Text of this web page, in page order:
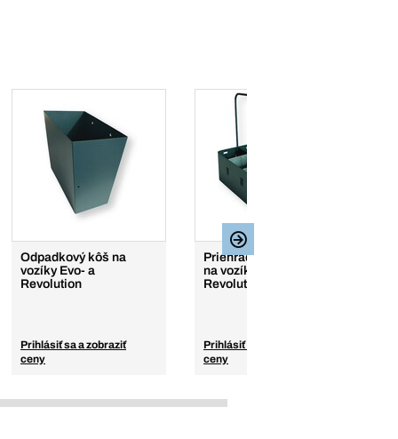
Odpadkový kôš na
vozíky Evo- a
Revolution
Prihlásiť sa a zobraziť
ceny
Priehradka na spreje,
na vozíky Evo- a
Revolution
Prihlásiť sa a zobraziť
ceny